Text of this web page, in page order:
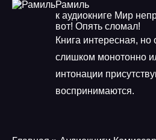
Рамиль
к аудиокниге Мир
вот! Опять сломал!
Книга интересная, но
слишком монотонно
интонации
воспринимаются.